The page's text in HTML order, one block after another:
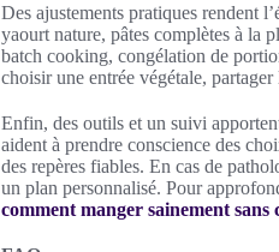
Des ajustements pratiques rendent
yaourt nature, pâtes complètes à la
batch cooking, congélation de
choisir une entrée végétale,
Enfin, des outils et un suivi
aident à prendre conscience des
des repères fiables. En cas de
un plan personnalisé. Pour
comment manger sainement sans